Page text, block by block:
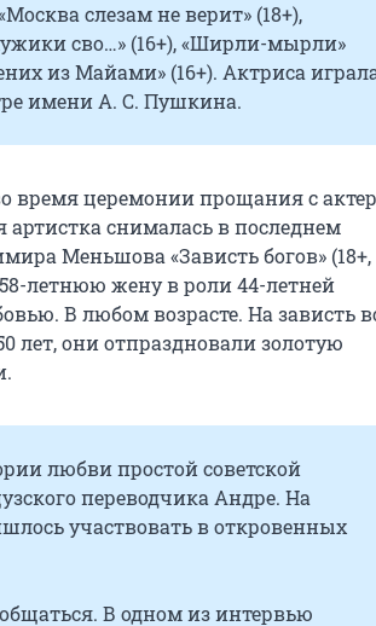
слезам не верит» (18+),
сво…» (16+), «Ширли-мырли»
из Майами» (16+). Актриса
имени А. С. Пушкина.
время церемонии прощания с
снималась в последнем
Меньшова «Зависть богов» (18+,
летнюю жену в роли 44-летней
В любом возрасте. На зависть
лет, они отпраздновали золотую
любви простой советской
переводчика Андре. На
участвовать в откровенных
В одном из интервью